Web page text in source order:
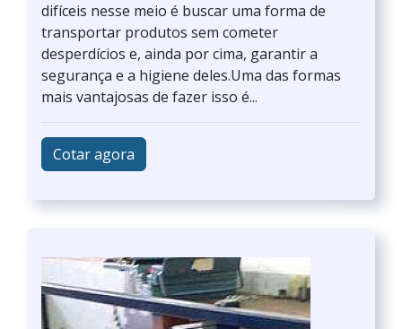
difíceis nesse meio é buscar uma forma de
transportar produtos sem cometer
desperdícios e, ainda por cima, garantir a
segurança e a higiene deles.Uma das formas
mais vantajosas de fazer isso é...
Cotar agora